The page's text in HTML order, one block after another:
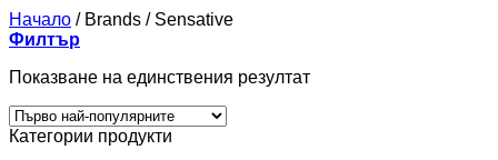
Начало /Brands /Sensative
Филтър
Показване на единствения резултат
Категории продукти